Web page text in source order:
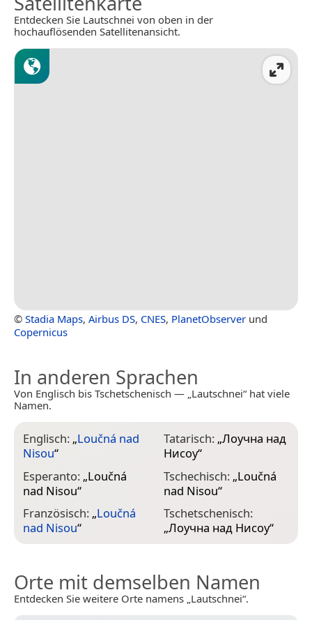
Entdecken Sie Lautschnei von oben in der
hochauflösenden Satellitenansicht.
© Stadia Maps, Airbus DS, CNES, PlanetObserver und
Copernicus
In anderen Sprachen
Von Englisch bis Tschetschenisch — „Lautschnei“ hat viele
Namen.
Englisch: „Loučná nad
Nisou“
Esperanto: „Loučná
nad Nisou“
Französisch: „Loučná
nad Nisou“
Tatarisch: „Лоучна над
Нисоу“
Tschechisch: „Loučná
nad Nisou“
Tschetschenisch:
„Лоучна над Нисоу“
Orte mit demselben Namen
Entdecken Sie weitere Orte namens „Lautschnei“.